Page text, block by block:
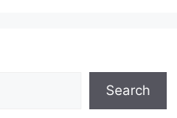
Search